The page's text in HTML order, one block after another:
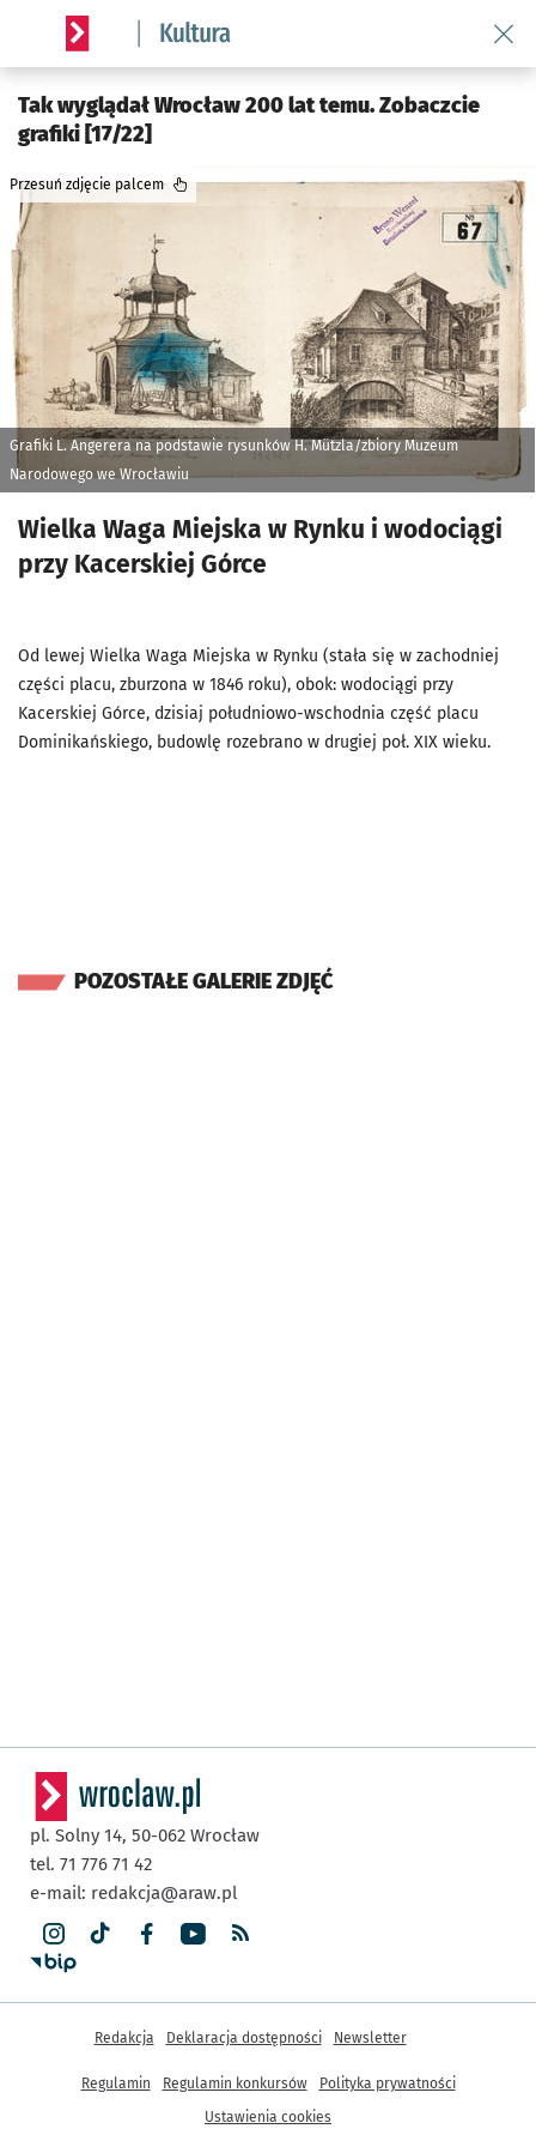
Serwis informacyjny wroclaw.pl podserwis: Kultura
Tak wyglądał Wrocław 200 lat temu. Zobaczcie
grafiki [17/22]
Grafiki L. Angerera na podstawie rysunków H. Mützla/zbiory Muzeum
Narodowego we Wrocławiu
Przesuń zdjęcie palcem
Wielka Waga Miejska w Rynku i wodociągi
przy Kacerskiej Górce
Od lewej Wielka Waga Miejska w Rynku (stała się w zachodniej
części placu, zburzona w 1846 roku), obok: wodociągi przy
Kacerskiej Górce, dzisiaj południowo-wschodnia część placu
Dominikańskiego, budowlę rozebrano w drugiej poł. XIX wieku.
POZOSTAŁE GALERIE ZDJĘĆ
pl. Solny 14, 50-062 Wrocław
tel. 71 776 71 42
e-mail: redakcja@araw.pl
Inne informacje
Redakcja Deklaracja dostępności Newsletter
Regulamin Regulamin konkursów
Polityka prywatności
Ustawienia cookies